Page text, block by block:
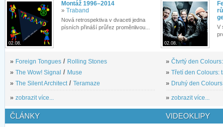
02.08.
Montáž 1996–2014
» Traband
Nová retrospektiva v dvaceti jedna
písních přináší průřez proměnlivou...
» Foreign Tongues / Rolling Stones
» The Wow! Signal / Muse
» The Silent Architect/ Teramaze
» zobrazit více...
02.08.
V
» Čtvrtý den
» Třetí den Colours:
» Druhý den
» zobrazit více...
ČLÁNKY VIDEOKLIPY